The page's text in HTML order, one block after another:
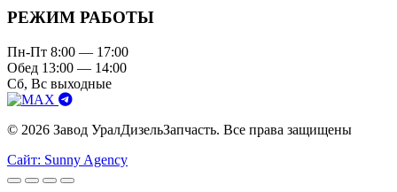
РЕЖИМ РАБОТЫ
Пн-Пт 8:00 — 17:00
Обед 13:00 — 14:00
Сб, Вс выходные
© 2026 Завод УралДизельЗапчасть. Все права защищены
Сайт: Sunny Agency